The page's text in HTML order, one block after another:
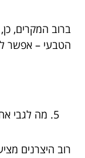
ברוב המקרים,
הטבעי – אפשר
מה לגבי